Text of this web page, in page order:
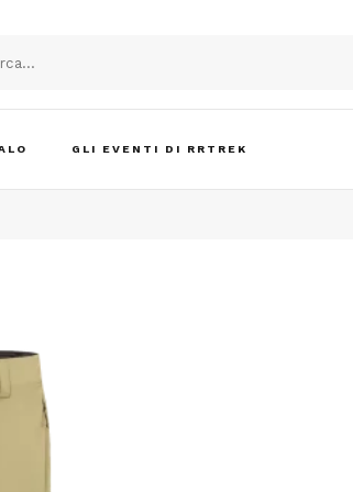
GLI EVENTI DI RRTREK